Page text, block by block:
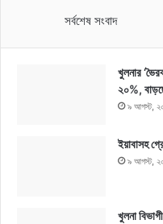
সর্বশেষ সংবাদ
খুলনার
২০%,
৯ আগস্ট,
ইয়াবাসহ
৯ আগস্ট,
খুলনা